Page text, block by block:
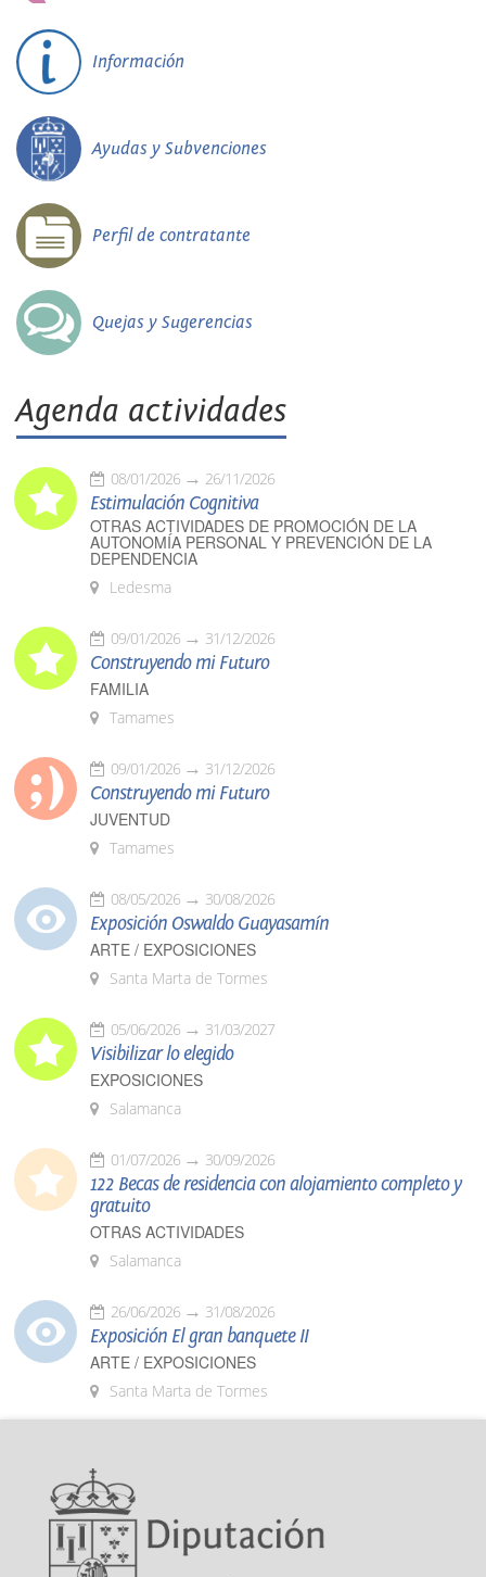
Información
Ayudas y Subvenciones
Perfil de contratante
Quejas y Sugerencias
Agenda actividades
08/01/2026 26/11/2026
Estimulación Cognitiva
OTRAS ACTIVIDADES DE PROMOCIÓN DE LA
AUTONOMÍA PERSONAL Y PREVENCIÓN DE LA
DEPENDENCIA
Ledesma
09/01/2026 31/12/2026
Construyendo mi Futuro
FAMILIA
Tamames
09/01/2026 31/12/2026
Construyendo mi Futuro
JUVENTUD
Tamames
08/05/2026 30/08/2026
Exposición Oswaldo Guayasamín
ARTE / EXPOSICIONES
Santa Marta de Tormes
05/06/2026 31/03/2027
Visibilizar lo elegido
EXPOSICIONES
Salamanca
01/07/2026 30/09/2026
122 Becas de residencia con alojamiento completo y
gratuito
OTRAS ACTIVIDADES
Salamanca
26/06/2026 31/08/2026
Exposición El gran banquete II
ARTE / EXPOSICIONES
Santa Marta de Tormes